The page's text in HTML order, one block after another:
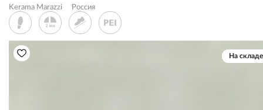
Kerama Marazzi Россия
На складе